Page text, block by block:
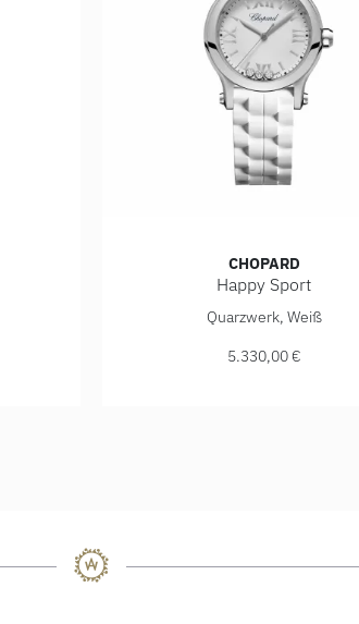
6011, Preis: 10.800,00 €
CHOPARD
Happy Sport
Chopard Happy Sport, Ref:
Quarzwerk, Weiß
5.330,00 €